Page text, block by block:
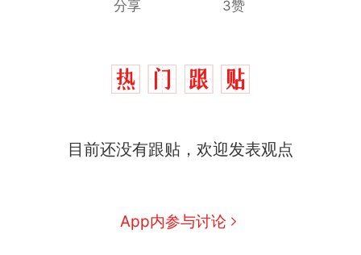
分享 3赞
目前还没有跟贴，欢迎发表观点
App内参与讨论
全部作废，公平么？
国大使骑行绕了几乎整个国境
线一圈，还曾两次到中国寻根
5万的小车卖不动，40万以上
的抢着买